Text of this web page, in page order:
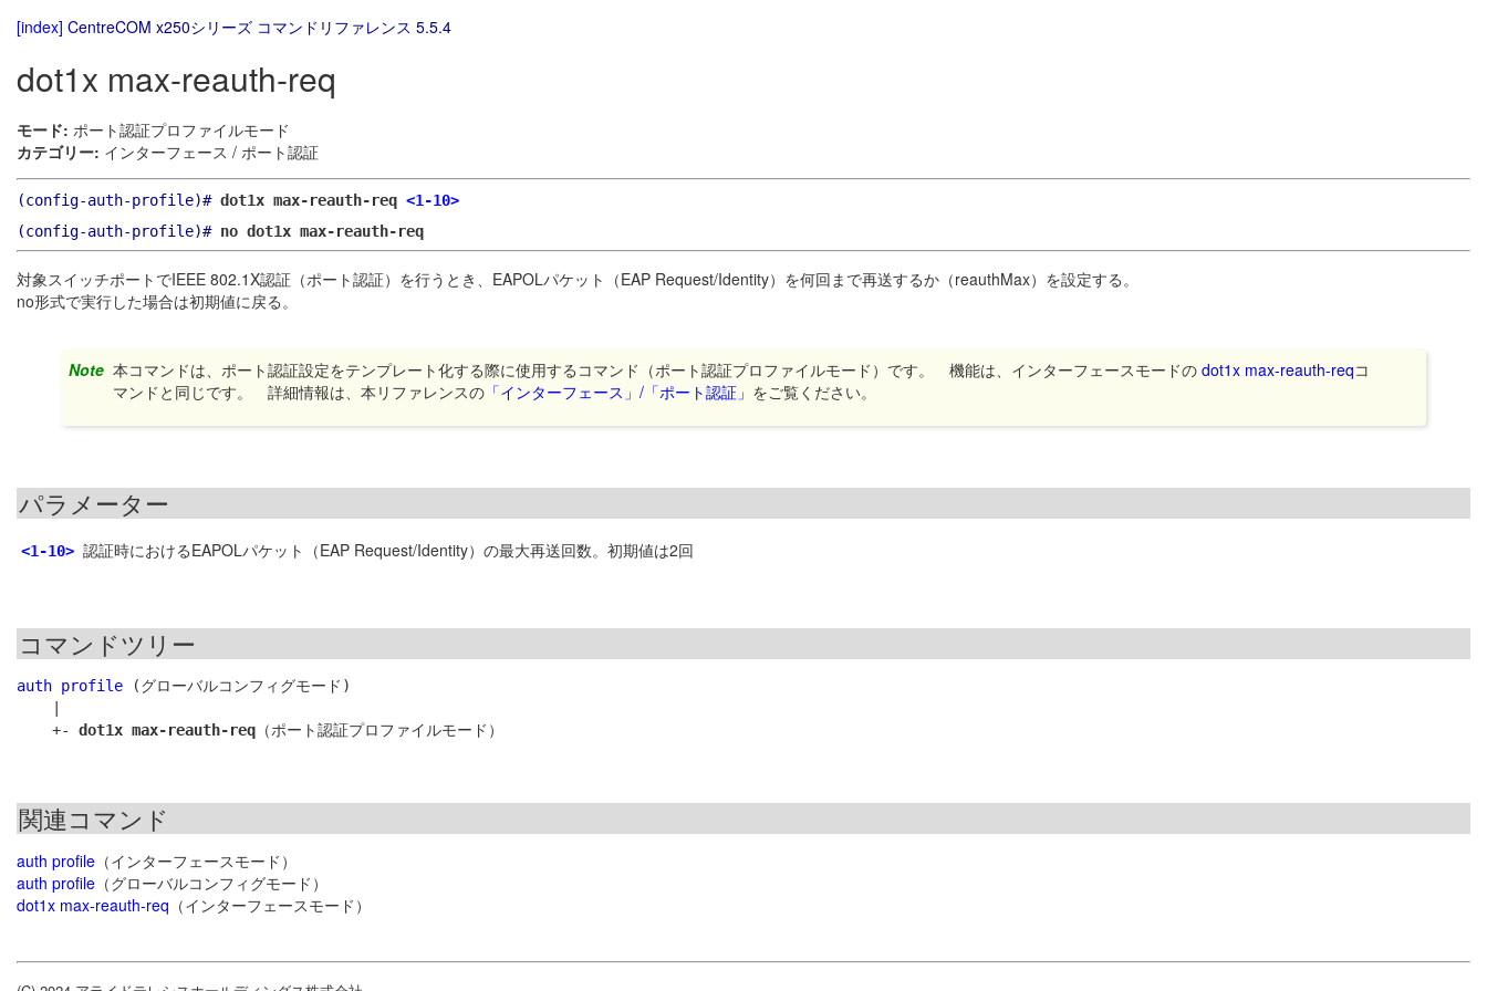
[index] CentreCOM x250シリーズ コマンドリファレンス 5.5.4
dot1x max-reauth-req
モード: ポート認証プロファイルモード
カテゴリー: インターフェース / ポート認証
(config-auth-profile)# dot1x max-reauth-req <1-10>
(config-auth-profile)# no dot1x max-reauth-req
対象スイッチポートでIEEE 802.1X認証（ポート認証）を行うとき、EAPOLパケット（EAP Request/Identity）を何回まで再送するか（reauthMax）を設定する。
no形式で実行した場合は初期値に戻る。
Note 本コマンドは、ポート認証設定をテンプレート化する際に使用するコマンド（ポート認証プロファイルモード）です。 機能は、インターフェースモードのdot1x max-reauth-reqコ
マンドと同じです。 詳細情報は、本リファレンスの 「インターフェース」/「ポート認証」 をご覧ください。
パラメーター
<1-10> 認証時におけるEAPOLパケット（EAP Request/Identity）の最大再送回数。初期値は2回
コマンドツリー
auth profile (グローバルコンフィグモード)
    +-
dot1x max-reauth-req
関連コマンド
auth profile （インターフェースモード）
auth profile （グローバルコンフィグモード）
dot1x max-reauth-req （インターフェースモード）